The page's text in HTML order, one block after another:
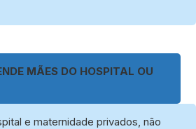
MÃES DO HOSPITAL OU
e maternidade privados, não